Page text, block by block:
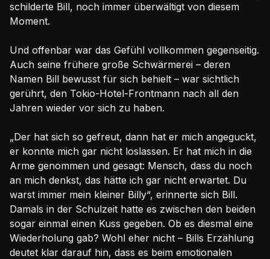
schilderte Bill, noch immer überwältigt von diesem
Moment.
Und offenbar war das Gefühl vollkommen gegenseitig.
Auch seine frühere große Schwärmerei – deren
Namen Bill bewusst für sich behielt – war sichtlich
gerührt, den Tokio-Hotel-Frontmann nach all den
Jahren wieder vor sich zu haben.
„Der hat sich so gefreut, dann hat er mich angeguckt,
er konnte mich gar nicht loslassen. Er hat mich in die
Arme genommen und gesagt: Mensch, dass du noch
an mich denkst, das hätte ich gar nicht erwartet. Du
warst immer mein kleiner Billy“, erinnerte sich Bill.
Damals in der Schulzeit hatte es zwischen den beiden
sogar einmal einen Kuss gegeben. Ob es diesmal eine
Wiederholung gab? Wohl eher nicht – Bills Erzählung
deutet klar darauf hin, dass es beim emotionalen